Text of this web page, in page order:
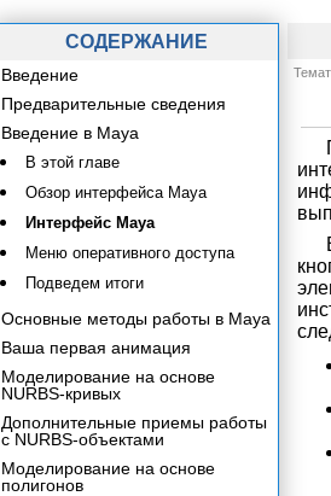
СОДЕРЖАНИЕ
Введение
Предварительные сведения
Введение в Maya
В этой главе
Обзор интерфейса Maya
Интерфейс Maya
Меню оперативного доступа
Подведем итоги
Основные методы работы в Maya
Ваша первая анимация
Моделирование на основе
NURBS-кривых
Дополнительные приемы работы
с NURBS-объектами
Моделирование на основе
полигонов